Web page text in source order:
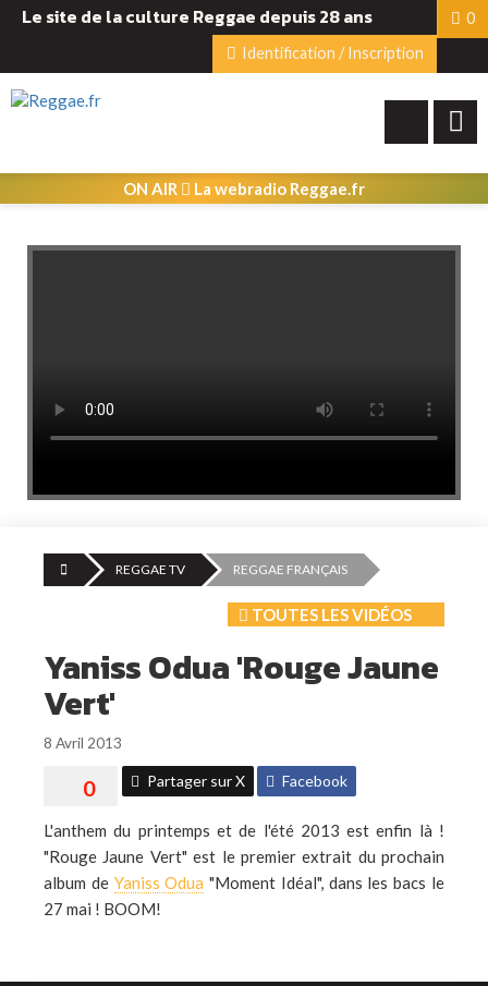
Le site de la culture Reggae depuis 28 ans
0
Identification / Inscription
ON AIR La webradio Reggae.fr
REGGAE TV REGGAE FRANÇAIS
TOUTES LES VIDÉOS
Yaniss Odua 'Rouge Jaune
Vert'
8 Avril 2013
Partager sur X Facebook
L'anthem du printemps et de l'été 2013 est enfin là !
"Rouge Jaune Vert" est le premier extrait du prochain
album de Yaniss Odua "Moment Idéal", dans les bacs le
27 mai ! BOOM!